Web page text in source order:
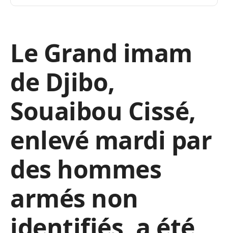
Le Grand imam
de Djibo,
Souaibou Cissé,
enlevé mardi par
des hommes
armés non